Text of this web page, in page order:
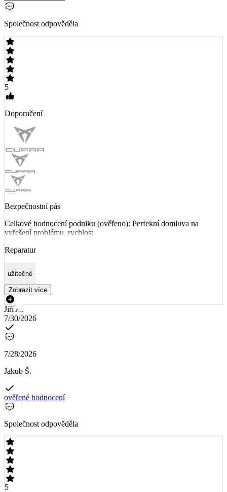
Společnost odpověděla
5
Doporučení
Bezpečnostní pás
Celkové hodnocení podniku (ověřeno): Perfekní domluva na
vyřešení problému, rychlost
Reparatur
užitečné
Zobrazit více
Jiří A.
7/30/2026
7/28/2026
Jakub Š.
ověřené hodnocení
Společnost odpověděla
5